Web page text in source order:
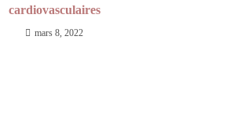
cardiovasculaires
mars 8, 2022